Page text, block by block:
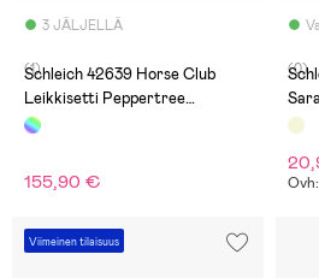
3 JÄLJELLÄ
(1)
Schleich 42639 Horse Club
Leikkisetti Peppertree
Ratsastuskenttä
155,90 €
(0)
Viimeinen tilaisuus